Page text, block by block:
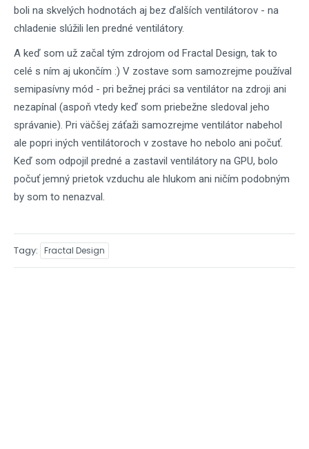
boli na skvelých hodnotách aj bez ďalších ventilátorov - na
chladenie slúžili len predné ventilátory.
A keď som už začal tým zdrojom od Fractal Design, tak to
celé s ním aj ukončím :) V zostave som samozrejme používal
semipasívny mód - pri bežnej práci sa ventilátor na zdroji ani
nezapínal (aspoň vtedy keď som priebežne sledoval jeho
správanie). Pri väčšej záťaži samozrejme ventilátor nabehol
ale popri iných ventilátoroch v zostave ho nebolo ani počuť.
Keď som odpojil predné a zastavil ventilátory na GPU, bolo
počuť jemný prietok vzduchu ale hlukom ani ničím podobným
by som to nenazval.
Tagy Fractal Design